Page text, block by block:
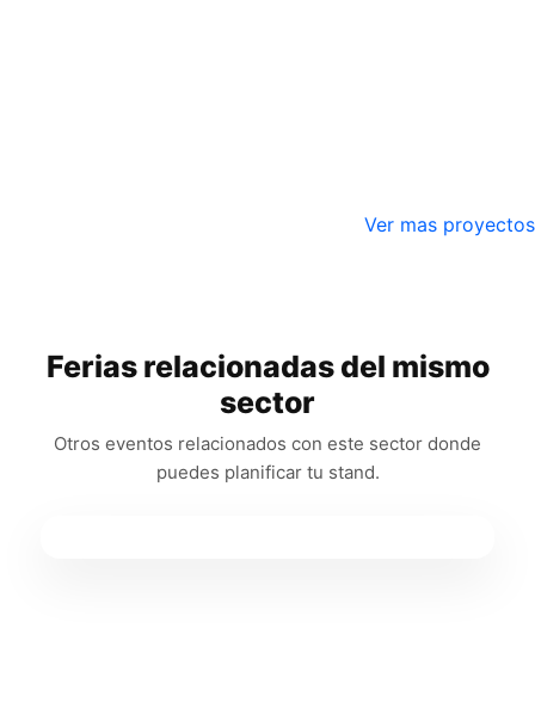
Ver mas proyectos
Ferias relacionadas del mismo
sector
Otros eventos relacionados con este sector donde
puedes planificar tu stand.